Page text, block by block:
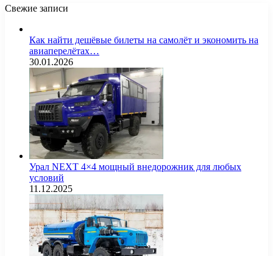
Свежие записи
Как найти дешёвые билеты на самолёт и экономить на
авиаперелётах…
30.01.2026
Урал NEXT 4×4 мощный внедорожник для любых
условий
11.12.2025